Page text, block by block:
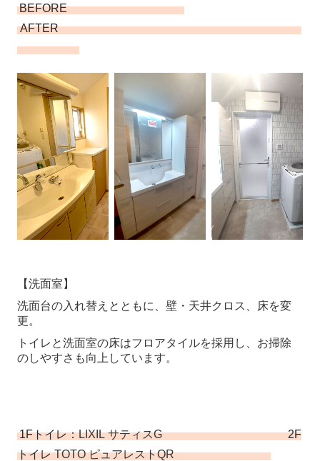
BEFORE
AFTER
【洗面室】
洗面台の入れ替えとともに、壁・天井クロス、床を変
更。
トイレと洗面室の床はフロアタイルを採用し、お掃除
のしやすさも向上しています。
1Fトイレ：LIXILサティスG2F
トイレTOTOピュアレストQR